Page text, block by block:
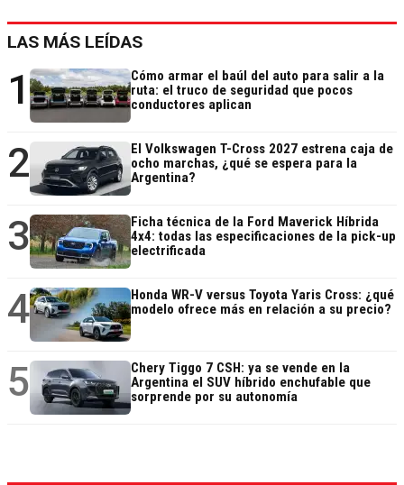
LAS MÁS LEÍDAS
1
Cómo armar el baúl del auto para salir a la
ruta: el truco de seguridad que pocos
conductores aplican
2
El Volkswagen T-Cross 2027 estrena caja de
ocho marchas, ¿qué se espera para la
Argentina?
3
Ficha técnica de la Ford Maverick Híbrida
4x4: todas las especificaciones de la pick-up
electrificada
4
Honda WR-V versus Toyota Yaris Cross: ¿qué
modelo ofrece más en relación a su precio?
5
Chery Tiggo 7 CSH: ya se vende en la
Argentina el SUV híbrido enchufable que
sorprende por su autonomía